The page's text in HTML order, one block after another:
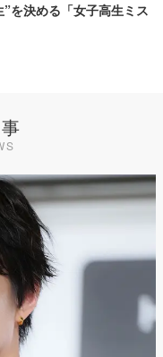
を決める「女子高生ミス